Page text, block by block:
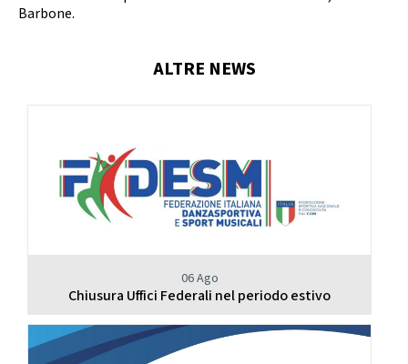
Barbone.
ALTRE NEWS
06 Ago
Chiusura Uffici Federali nel periodo estivo